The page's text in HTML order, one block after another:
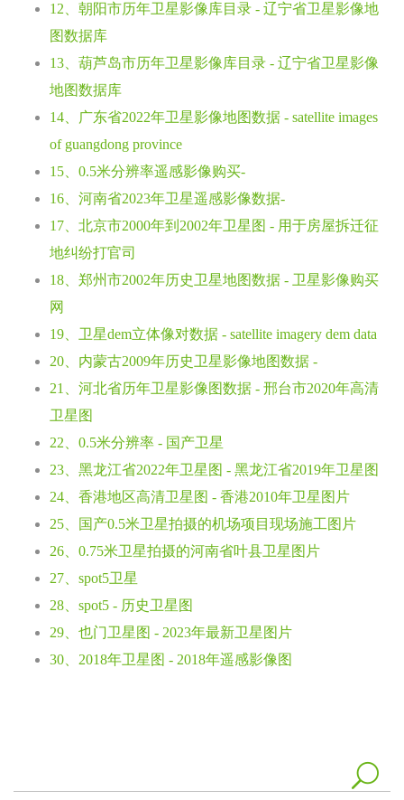
12、朝阳市历年卫星影像库目录 - 辽宁省卫星影像地
图数据库
13、葫芦岛市历年卫星影像库目录 - 辽宁省卫星影像
地图数据库
14、广东省2022年卫星影像地图数据 - satellite images
of guangdong province
15、0.5米分辨率遥感影像购买-
16、河南省2023年卫星遥感影像数据-
17、北京市2000年到2002年卫星图 - 用于房屋拆迁征
地纠纷打官司
18、郑州市2002年历史卫星地图数据 - 卫星影像购买
网
19、卫星dem立体像对数据 - satellite imagery dem data
20、内蒙古2009年历史卫星影像地图数据 -
21、河北省历年卫星影像图数据 - 邢台市2020年高清
卫星图
22、0.5米分辨率 - 国产卫星
23、黑龙江省2022年卫星图 - 黑龙江省2019年卫星图
24、香港地区高清卫星图 - 香港2010年卫星图片
25、国产0.5米卫星拍摄的机场项目现场施工图片
26、0.75米卫星拍摄的河南省叶县卫星图片
27、spot5卫星
28、spot5 - 历史卫星图
29、也门卫星图 - 2023年最新卫星图片
30、2018年卫星图 - 2018年遥感影像图